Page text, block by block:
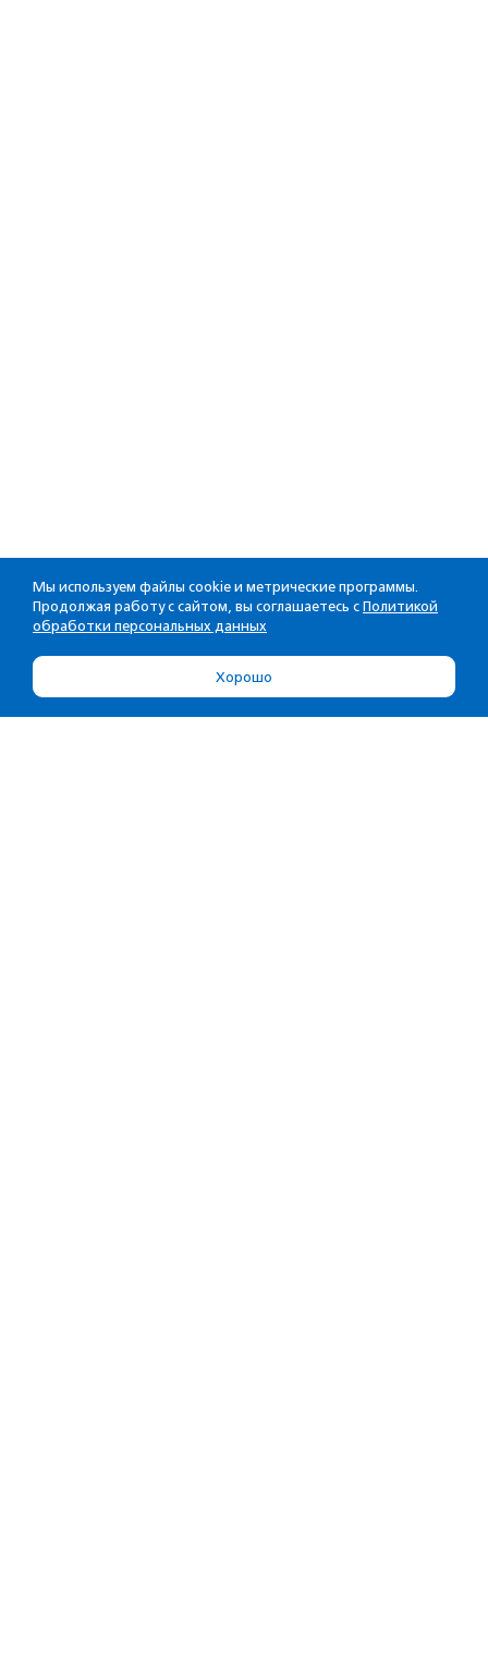
Мы используем файлы cookie и метрические программы.
Продолжая работу с сайтом, вы соглашаетесь с Политикой
обработки персональных данных
Хорошо